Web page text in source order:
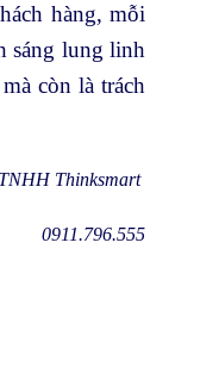
hàng, mỗi
sáng lung linh
còn là trách
Thinksmart
0911.796.555